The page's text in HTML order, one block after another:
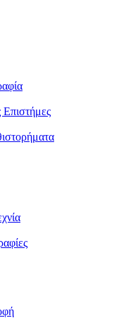
Επιστήμες